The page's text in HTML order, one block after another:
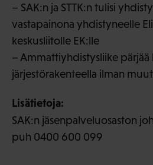
– SAK:n ja STTK:n tulisi
vastapainona yhdistyneelle
keskusliitolle EK:lle
– Ammattiyhdistysliike pärjää
järjestörakenteella ilman
Lisätietoja:
SAK:n jäsenpalveluosaston
puh 0400 600 099